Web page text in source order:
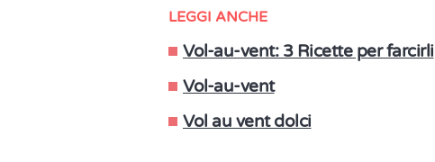
LEGGI ANCHE
Vol-au-vent: 3 Ricette per farcirli
Vol-au-vent
Vol au vent dolci